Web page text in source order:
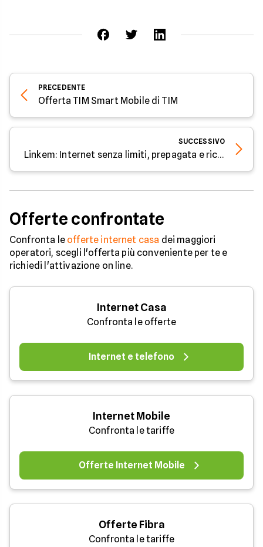
PRECEDENTE
Offerta TIM Smart Mobile di TIM
SUCCESSIVO
Linkem: Internet senza limiti, prepagata e ricaricabile
Offerte confrontate
Confronta le offerte internet casa dei maggiori
operatori, scegli l'offerta più conveniente per te e
richiedi l'attivazione on line.
Internet Casa
Confronta le offerte
Internet e telefono
Internet Mobile
Confronta le tariffe
Offerte Internet Mobile
Offerte Fibra
Confronta le tariffe